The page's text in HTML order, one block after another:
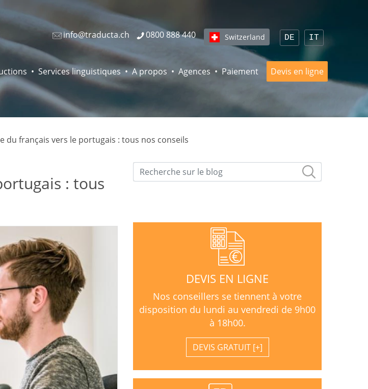
DE IT
Switzerland
info@traducta.ch 0800 888 440
Services linguistiques A propos Agences Paiement Devis en ligne
du français vers le portugais : tous nos conseils
: tous
DEVIS EN LIGNE
Nos conseillers se tiennent à votre
disposition du lundi au vendredi de 9h00
à 18h00.
DEVIS GRATUIT